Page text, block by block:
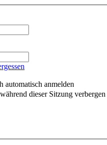
automatisch anmelden
dieser Sitzung verbergen